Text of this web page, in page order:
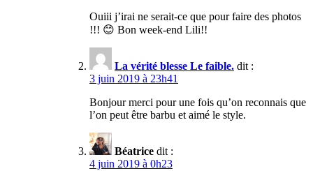
Ouiii j’irai ne serait-ce que pour faire des photos
!!! 😊 Bon week-end Lili!!
La vérité blesse Le faible. dit :
3 juin 2019 à 23h41
Bonjour merci pour une fois qu’on reconnais que
l’on peut être barbu et aimé le style.
Béatrice dit :
4 juin 2019 à 0h23